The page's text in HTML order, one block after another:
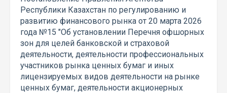
Республики Казахстан по регулированию и
развитию финансового рынка от 20 марта 2026
года №15 "Об установлении Перечня офшорных
зон для целей банковской и страховой
деятельности, деятельности профессиональных
участников рынка ценных бумаг и иных
лицензируемых видов деятельности на рынке
ценных бумаг, деятельности акционерных